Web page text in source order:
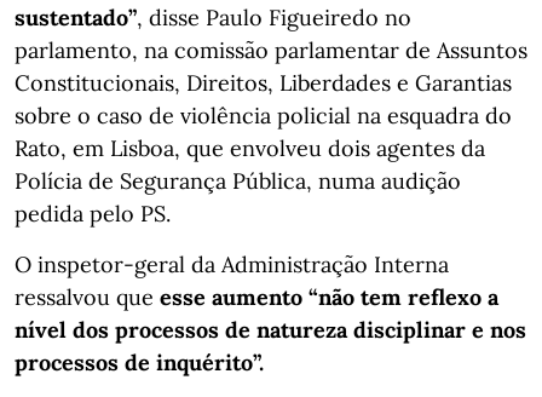
sustentado”, disse Paulo Figueiredo no
parlamento, na comissão parlamentar de Assuntos
Constitucionais, Direitos, Liberdades e Garantias
sobre o caso de violência policial na esquadra do
Rato, em Lisboa, que envolveu dois agentes da
Polícia de Segurança Pública, numa audição
pedida pelo PS.
O inspetor-geral da Administração Interna
ressalvou que esse aumento “não tem reflexo a
nível dos processos de natureza disciplinar e nos
processos de inquérito”.